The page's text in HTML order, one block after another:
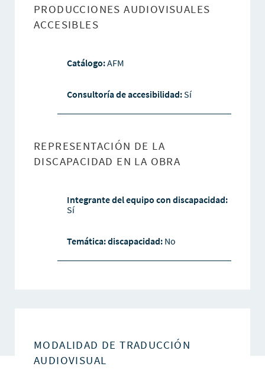
PRODUCCIONES AUDIOVISUALES
ACCESIBLES
Catálogo:AFM
Consultoría de accesibilidad:Sí
REPRESENTACIÓN DE LA
DISCAPACIDAD EN LA OBRA
Integrante del equipo con discapacidad:
Sí
Temática: discapacidad: No
MODALIDAD DE TRADUCCIÓN
AUDIOVISUAL